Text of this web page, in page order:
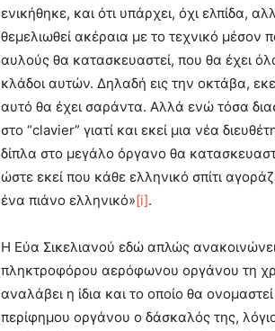
ενικήθηκε, και ότι υπάρχει, όχι ελπίδα,
θεμελιωθεί ακέραια με το τεχνικό
αυλούς θα κατασκευαστεί, που θα έχει
κλάδοι αυτών. Δηλαδή εις την οκτάβα,
αυτό θα έχει σαράντα. Αλλά ενώ τόσα
στο “clavier” γιατί και εκεί μια νέα
δίπλα στο μεγάλο όργανο θα
ώστε εκεί που κάθε ελληνικό σπίτι
ένα πιάνο ελληνικό»[i].
Η Εύα Σικελιανού εδώ απλώς
πληκτροφόρου αερόφωνου οργάνου τη
αναλάβει η ίδια και το οποίο θα
περίφημου οργάνου ο δάσκαλός της,